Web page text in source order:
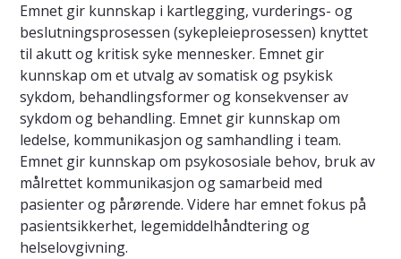
Emnet gir kunnskap i kartlegging, vurderings- og
beslutningsprosessen (sykepleieprosessen) knyttet
til akutt og kritisk syke mennesker. Emnet gir
kunnskap om et utvalg av somatisk og psykisk
sykdom, behandlingsformer og konsekvenser av
sykdom og behandling. Emnet gir kunnskap om
ledelse, kommunikasjon og samhandling i team.
Emnet gir kunnskap om psykososiale behov, bruk av
målrettet kommunikasjon og samarbeid med
pasienter og pårørende. Videre har emnet fokus på
pasientsikkerhet, legemiddelhåndtering og
helselovgivning.